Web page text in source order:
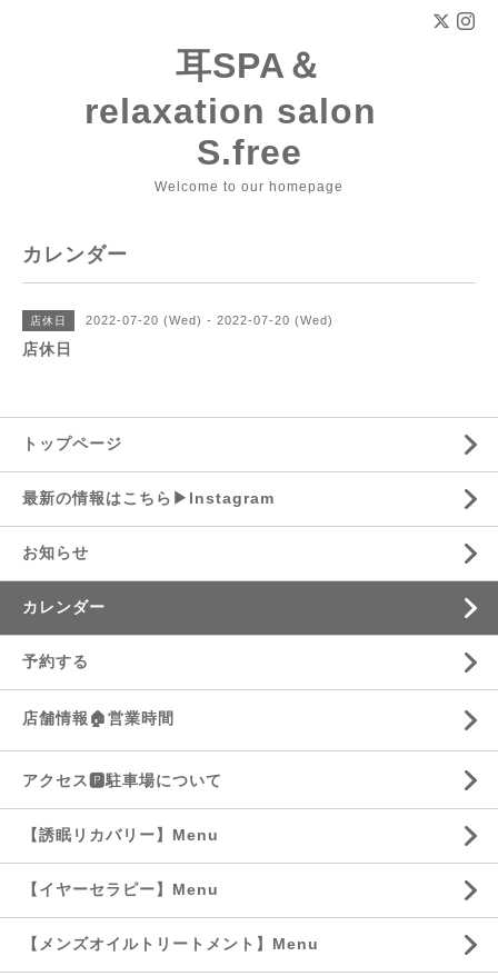
耳SPA＆
relaxation salon
S.free
Welcome to our homepage
カレンダー
店休日 2022-07-20 (Wed) - 2022-07-20 (Wed)
店休日
トップページ
最新の情報はこちら▶︎Instagram
お知らせ
カレンダー
予約する
店舗情報🏠営業時間
アクセス🅿️駐車場について
【誘眠リカバリー】Menu
【イヤーセラピー】Menu
【メンズオイルトリートメント】Menu